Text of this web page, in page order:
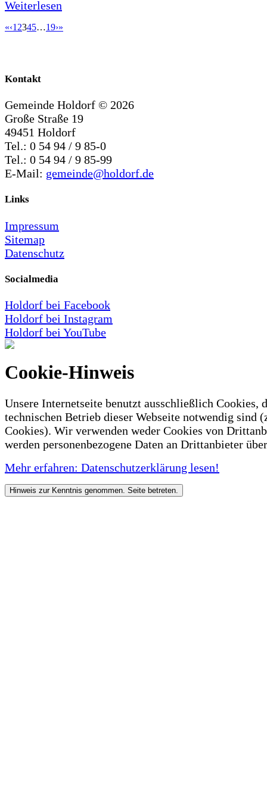
Weiterlesen
«‹1 2345…19›»
Kontakt
Gemeinde Holdorf © 2026
Große Straße 19
49451 Holdorf
Tel.: 0 54 94 / 9 85-0
Tel.: 0 54 94 / 9 85-99
E-Mail: gemeinde@holdorf.de
Links
Impressum
Sitemap
Datenschutz
Socialmedia
Holdorf bei Facebook
Holdorf bei Instagram
Holdorf bei YouTube
Cookie-Hinweis
Unsere Internetseite benutzt ausschließlich Cookies,
technischen Betrieb dieser Webseite notwendig sind
Cookies). Wir verwenden weder Cookies von
werden personenbezogene Daten an Drittanbieter
Mehr erfahren: Datenschutzerklärung lesen!
Hinweis zur Kenntnis genommen. Seite betreten.